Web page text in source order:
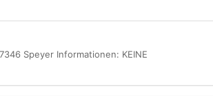
Speyer Informationen: KEINE